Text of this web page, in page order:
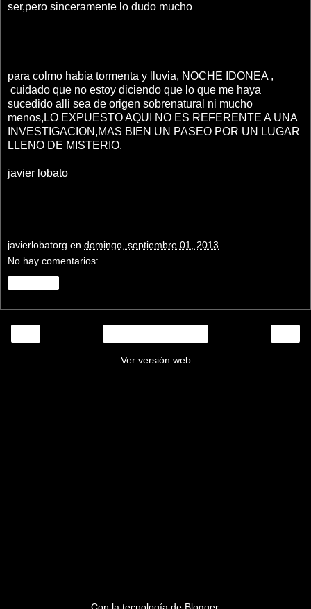
ser,pero sinceramente lo dudo mucho
para colmo habia tormenta y lluvia, NOCHE IDONEA ,
cuidado que no estoy diciendo que lo que me haya
sucedido alli sea de origen sobrenatural ni mucho
menos,LO EXPUESTO AQUI NO ES REFERENTE A UNA
INVESTIGACION,MAS BIEN UN PASEO POR UN LUGAR
LLENO DE MISTERIO.
javier lobato
javierlobatorg en domingo, septiembre 01, 2013
No hay comentarios:
Ver versión web
Con la tecnología de Blogger.